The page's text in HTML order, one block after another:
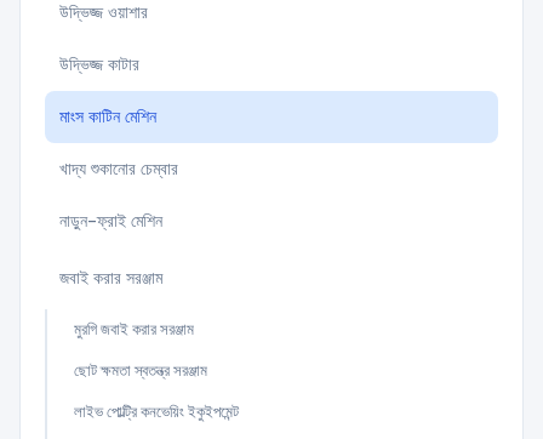
উদ্ভিজ্জ ওয়াশার
উদ্ভিজ্জ কাটার
মাংস কাটিন মেশিন
খাদ্য শুকানোর চেম্বার
নাড়ুন-ফ্রাই মেশিন
জবাই করার সরঞ্জাম
মুরগি জবাই করার সরঞ্জাম
ছোট ক্ষমতা স্বতন্ত্র সরঞ্জাম
লাইভ পোল্ট্রি কনভেয়িং ইকুইপমেন্ট